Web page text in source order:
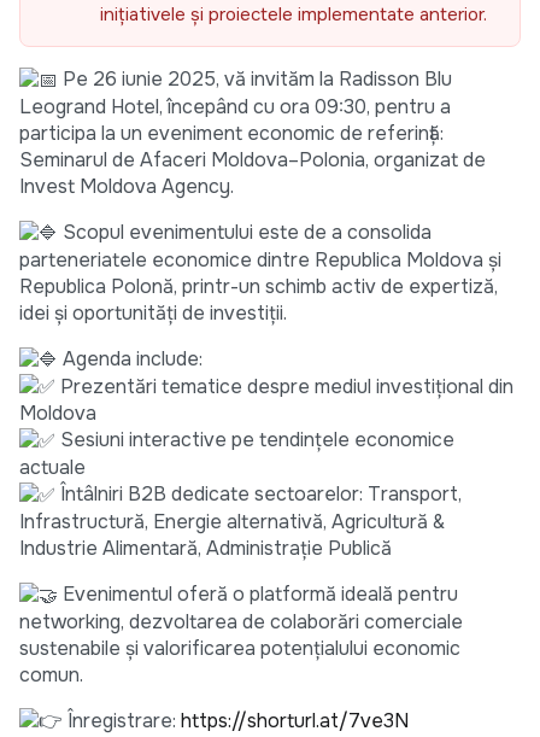
inițiativele și proiectele implementate anterior.
Pe 26 iunie 2025, vă invităm la Radisson Blu
Leogrand Hotel, începând cu ora 09:30, pentru a
participa la un eveniment economic de referință:
Seminarul de Afaceri Moldova–Polonia, organizat de
Invest Moldova Agency.
Scopul evenimentului este de a consolida
parteneriatele economice dintre Republica Moldova și
Republica Polonă, printr-un schimb activ de expertiză,
idei și oportunități de investiții.
Agenda include:
Prezentări tematice despre mediul investițional din
Moldova
Sesiuni interactive pe tendințele economice
actuale
Întâlniri B2B dedicate sectoarelor: Transport,
Infrastructură, Energie alternativă, Agricultură &
Industrie Alimentară, Administrație Publică
Evenimentul oferă o platformă ideală pentru
networking, dezvoltarea de colaborări comerciale
sustenabile și valorificarea potențialului economic
comun.
Înregistrare: https://shorturl.at/7ve3N